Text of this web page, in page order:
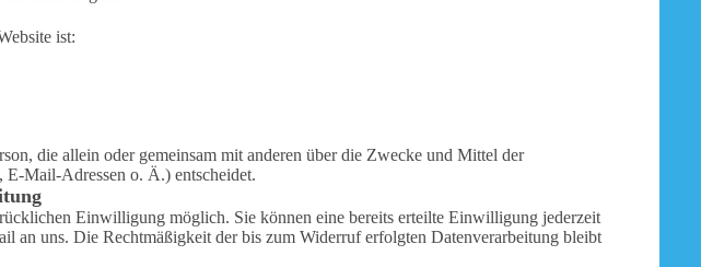
ist:
die allein oder gemeinsam mit anderen über die Zwecke und Mittel der
E-Mail-Adressen o. Ä.) entscheidet.
Einwilligung möglich. Sie können eine bereits erteilte Einwilligung jederzeit
an uns. Die Rechtmäßigkeit der bis zum Widerruf erfolgten Datenverarbeitung bleibt